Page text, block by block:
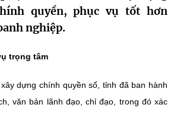
nghệ
thông
lường, chất lượng
điều hành
dân về dự thảo VBQPPL
nghệ
quyền, phục vụ tốt hơn
nghiệp.
trọng tâm
dựng chính quyền số, tỉnh đã ban hành
văn bản lãnh đạo, chỉ đạo, trong đó xác